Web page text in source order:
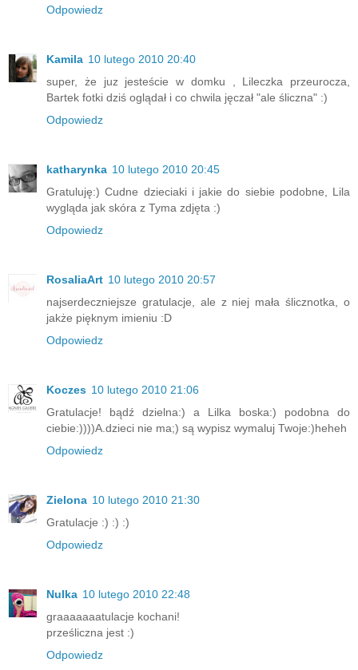
Odpowiedz
Kamila 10 lutego 2010 20:40
super, że juz jesteście w domku , Lileczka przeurocza,
Bartek fotki dziś oglądał i co chwila jęczał "ale śliczna" :)
Odpowiedz
katharynka 10 lutego 2010 20:45
Gratuluję:) Cudne dzieciaki i jakie do siebie podobne, Lila
wygląda jak skóra z Tyma zdjęta :)
Odpowiedz
RosaliaArt 10 lutego 2010 20:57
najserdeczniejsze gratulacje, ale z niej mała ślicznotka, o
jakże pięknym imieniu :D
Odpowiedz
Koczes 10 lutego 2010 21:06
Gratulacje! bądź dzielna:) a Lilka boska:) podobna do
ciebie:))))A.dzieci nie ma;) są wypisz wymaluj Twoje:)heheh
Odpowiedz
Zielona 10 lutego 2010 21:30
Gratulacje :) :) :)
Odpowiedz
Nulka 10 lutego 2010 22:48
graaaaaaatulacje kochani!
prześliczna jest :)
Odpowiedz